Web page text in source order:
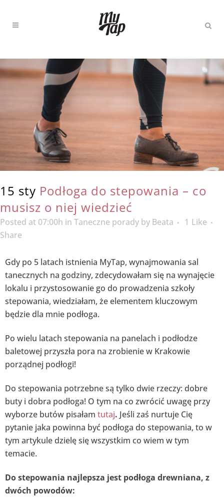
15 sty Podłoga do stepowania – co
musisz o niej wiedzieć
Posted at 07:00h in Taneczne porady by Beata 1 Like
Share
Gdy po 5 latach istnienia MyTap, wynajmowania sal
tanecznych na godziny, zdecydowałam się na wynajęcie
lokalu i przystosowanie go do prowadzenia szkoły
stepowania, wiedziałam, że elementem kluczowym
będzie dla mnie podłoga.
Po wielu latach stepowania na panelach i podłodze
baletowej przyszła pora na zrobienie w Krakowie
porządnej podłogi!
Do stepowania potrzebne są tylko dwie rzeczy: dobre
buty i dobra podłoga! O tym na co zwrócić uwagę przy
wyborze butów pisałam tutaj. Jeśli zaś nurtuje Cię
pytanie jaka powinna być podłoga do stepowania, to w
tym artykule dzielę się wszystkim co wiem w tym
temacie.
Do stepowania najlepsza jest podłoga drewniana, z
dwóch powodów: